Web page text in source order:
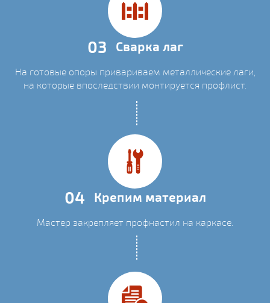
03 Сварка лаг
На готовые опоры привариваем металлические лаги,
на которые впоследствии монтируется профлист.
04 Крепим материал
Мастер закрепляет профнастил на каркасе.